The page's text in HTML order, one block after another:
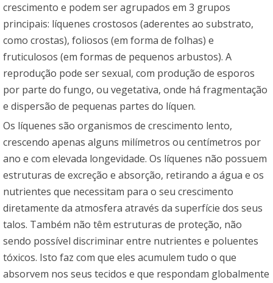
crescimento e podem ser agrupados em 3 grupos
principais: líquenes crostosos (aderentes ao substrato,
como crostas), foliosos (em forma de folhas) e
fruticulosos (em formas de pequenos arbustos). A
reprodução pode ser sexual, com produção de esporos
por parte do fungo, ou vegetativa, onde há fragmentação
e dispersão de pequenas partes do líquen.
Os líquenes são organismos de crescimento lento,
crescendo apenas alguns milímetros ou centímetros por
ano e com elevada longevidade. Os líquenes não possuem
estruturas de excreção e absorção, retirando a água e os
nutrientes que necessitam para o seu crescimento
diretamente da atmosfera através da superfície dos seus
talos. Também não têm estruturas de proteção, não
sendo possível discriminar entre nutrientes e poluentes
tóxicos. Isto faz com que eles acumulem tudo o que
absorvem nos seus tecidos e que respondam globalmente